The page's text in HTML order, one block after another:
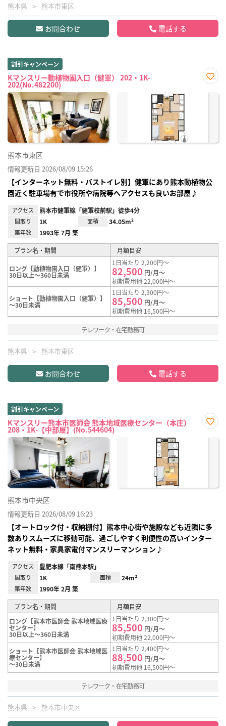
熊本県 熊本市東区
お問合わせ 電話する
割引キャンペーン
Kマンスリー動植物園入口（健軍） 202・1K-
202(No.482200)
に入
熊本市東区
情報更新日 2026/08/09 15:26
【インターネット無料・バストイレ別】健軍にあり熊本動植物公
園近く駐車場有で市役所や病院等へアクセスも良いお部屋♪
アクセス 熊本市健軍線「健軍校前駅」徒歩4分
間取り 1K 面積 34.05m²
築年数 1993年 7月 築
プラン名・期間 月額目安
ロング【動植物園入口（健軍）】
30日以上～360日未満
1日当たり 2,200円～
82,500 円/月～
初期費用他 22,000円～
ショート【動植物園入口（健軍）】
～30日未満
1日当たり 2,300円～
85,500 円/月～
初期費用他 16,500円～
テレワーク・在宅勤務可
熊本県 熊本市東区
お問合わせ 電話する
割引キャンペーン
Kマンスリー熊本市医師会 熊本地域医療センター（本庄）
208・1K-【中部屋】(No.544604)
に入
熊本市中央区
情報更新日 2026/08/09 16:23
【オートロック付・収納棚付】熊本中心街や施設なども近隣に多
数ありスムーズに移動可能、過ごしやすく利便性の高いインター
ネット無料・家具家電付マンスリーマンション♪
アクセス 豊肥本線「南熊本駅」
間取り 1K 面積 24m²
築年数 1990年 2月 築
プラン名・期間
月額目安
ロング【熊本市医師会 熊本地域医療
センター】
30日以上～360日未満
1日当たり 2,300円～
85,500 円/月～
初期費用他 22,000円～
ショート【熊本市医師会 熊本地域医
療センター】
～30日未満
1日当たり 2,400円～
88,500 円/月～
初期費用他 16,500円～
テレワーク・在宅勤務可
熊本県 熊本市中央区